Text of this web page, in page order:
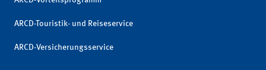
ARCD-Touristik- und Reiseservice
ARCD-Versicherungsservice